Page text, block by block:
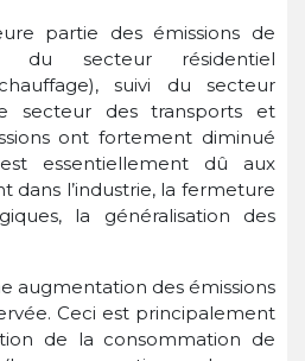
partie des émissions de
du secteur résidentiel
suivi du secteur
secteur des transports et
ont fortement diminué
essentiellement dû aux
dans l’industrie, la fermeture
la généralisation des
augmentation des émissions
Ceci est principalement
de la consommation de